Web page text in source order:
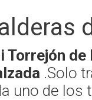
de
.Solo
uno de los